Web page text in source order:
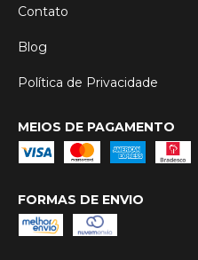
Contato
Blog
Política de Privacidade
MEIOS DE PAGAMENTO
FORMAS DE ENVIO